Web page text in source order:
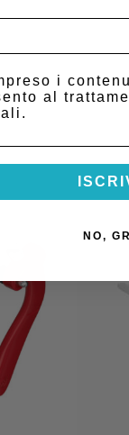
i
al
NO,